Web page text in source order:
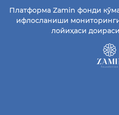
Платформа Zamin фонди
ифлосланиши
лойиҳаси